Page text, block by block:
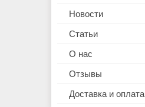
Новости
Статьи
О нас
Отзывы
Доставка и оплата